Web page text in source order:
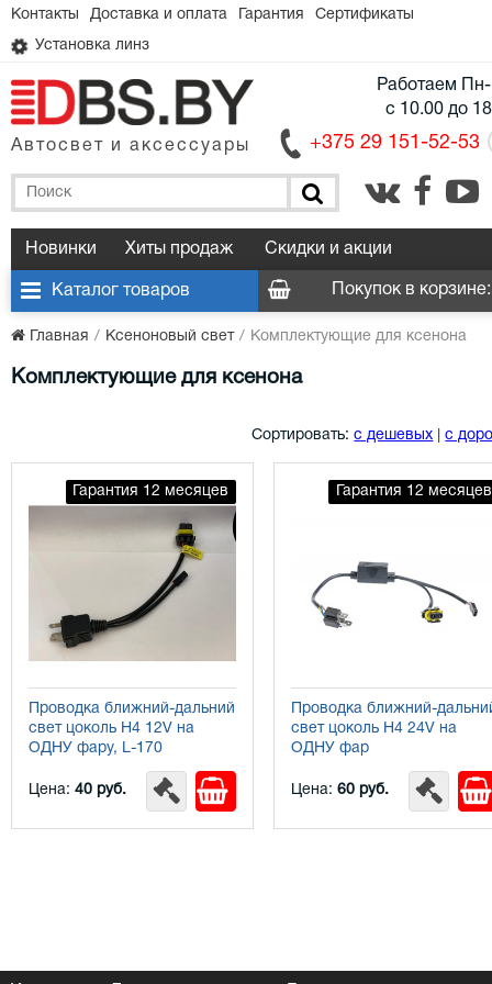
Контакты Доставка и оплата Гарантия Сертификаты
Установка линз
Автосвет и аксессуары
Работаем
с 10.00 до
+375 29 151-52-53
Новинки Хиты продаж Скидки и акции
Покупок в
Каталог товаров
Главная Ксеноновый свет Комплектующие для ксенона
Комплектующие для ксенона
Сортировать: с дешевых |с
Гарантия 12 месяцев
Проводка ближний-дальний
свет цоколь Н4 12V на
ОДНУ фару, L-170
Цена: 40 руб.
Гарантия 12 месяцев
Проводка ближний-
свет цоколь Н4 24V на
ОДНУ фар
Влагозащищенная L160
Цена:60 руб.